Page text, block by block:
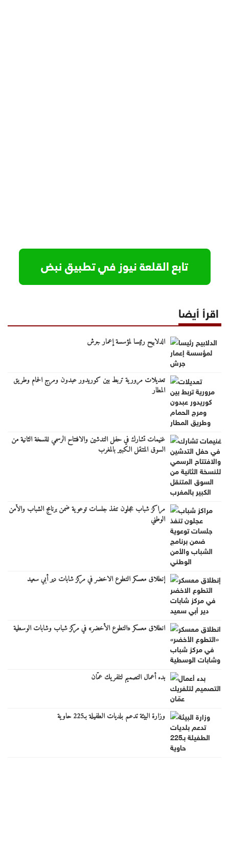
اقرأ أيضا
الدلابيح رئيسا لمؤسسة إعمار جرش
تعديلات مرورية تربط بين كوريدور عبدون ومرج الحمام وطريق
المطار
غنيمات تشارك في حفل التدشين والافتتاح الرسمي للنسخة الثانية من
السوق المتنقل الكبير بالمغرب
مراكز شباب عجلون تنفذ جلسات توعوية ضمن برنامج الشباب والأمن
الوطني
إنطلاق معسكر التطوع الاخضر في مركز شابات دير أبي سعيد
انطلاق معسكر «التطوع الأخضر» في مركز شباب وشابات الوسطية
بدء أعمال التصميم لتلفريك عمّان
وزارة البيئة تدعم بلديات الطفيلة بـ225 حاوية